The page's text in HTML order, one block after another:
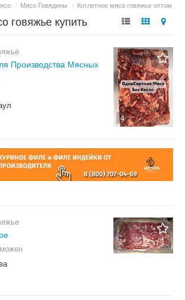
/ Мясо Говядины / Котлетное мясо говяжье оптом
говяжье купить
4
Производства Мясных